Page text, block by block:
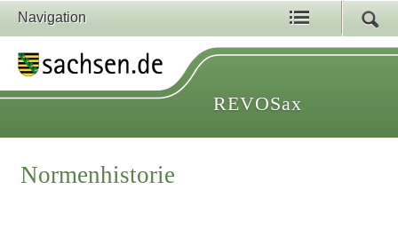
Navigation
REVOSax
Normenhistorie